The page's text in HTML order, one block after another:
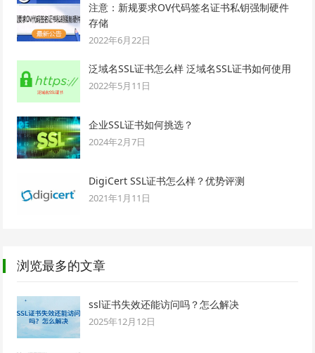
注意：新规要求OV代码签名证书私钥强制硬件
存储
2022年6月22日
泛域名SSL证书怎么样 泛域名SSL证书如何使用
2022年5月11日
企业SSL证书如何挑选？
2024年2月7日
DigiCert SSL证书怎么样？优势评测
2021年1月11日
浏览最多的文章
ssl证书失效还能访问吗？怎么解决
2025年12月12日